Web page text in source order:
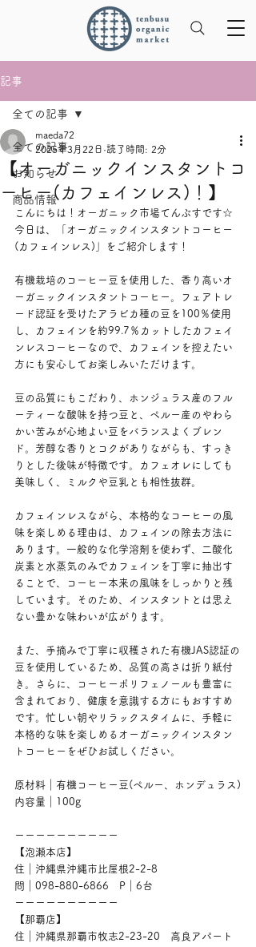
記事
全ての記事
お知らせ
商品情報
全ての記事
【オーガニックインスタントコ
ーヒー(カフェインレス)！】
maeda72
2025年3月22日 読了時間: 2分
こんにちは！オーガニック市場てんぶすです☆
今日は、「オーガニックインスタントコーヒー
(カフェインレス)」をご紹介します！
有機栽培のコーヒー豆を使用した、香り高いオ
ーガニックインスタントコーヒー。フェアトレ
ード認証を受けたアラビカ種の豆を100％使用
し、カフェインを約99.7％カットしたカフェイ
ンレスコーヒーなので、カフェインを控えたい
方にも安心してお楽しみいただけます。
豆の品質にもこだわり、ホンジュラス産のフル
ーティーな酸味を持つ豆と、ペルー産のやわら
かい苦みが心地よい豆をバランスよくブレン
ド。芳醇な香りとコクがありながらも、すっき
りとした後味が特徴です。カフェオレにしても
美味しく、ミルクや豆乳とも相性抜群。
カフェインレスながら、本格的なコーヒーの風
味を楽しめる理由は、カフェインの除去方法に
あります。一般的な化学溶剤を使わず、二酸化
炭素と水蒸気のみでカフェインを丁寧に抽出す
ることで、コーヒー本来の風味をしっかりと残
しています。そのため、インスタントとは思え
ない豊かな味わいが広がります。
また、手摘みで丁寧に収穫された有機JAS認証の
豆を使用しているため、品質の高さは折り紙付
き。さらに、コーヒーポリフェノールも豊富に
含まれており、健康を意識する方にもおすすめ
です。忙しい朝やリラックスタイムに、手軽に
本格的な味を楽しめるオーガニックインスタン
トコーヒーをぜひお試しください。
原材料｜有機コーヒー豆(ペルー、ホンデュラス)
内容量｜100g
ーーーーーーーーーー
【泡瀬本店】
住｜沖縄県沖縄市比屋根2-2-8
問｜098-880-6866　P｜6台
ーーーーーーーーーー
【那覇店】
住｜沖縄県那覇市牧志2-23-20　高良アパート